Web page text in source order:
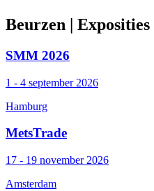
Beurzen | Exposities
SMM 2026
1 - 4 september 2026
Hamburg
MetsTrade
17 - 19 november 2026
Amsterdam